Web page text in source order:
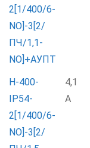
2[1/400/6-
NO]-3[2/
ПЧ/1,1-
NO]+АУПТ
Н-400-
IP54-
2[1/400/6-
NO]-3[2/
4,1
А